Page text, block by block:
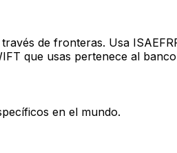
de fronteras. Usa
que usas pertenece al
en el mundo.